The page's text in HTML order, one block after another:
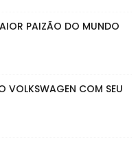
PAIZÃO DO MUNDO
VOLKSWAGEN COM SEU